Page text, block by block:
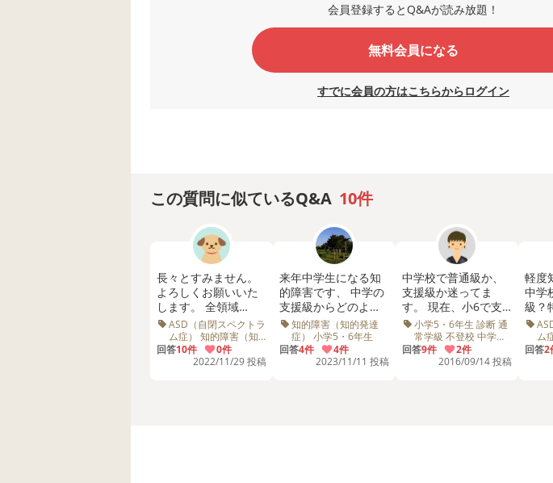
違う子達が集まっているので本人に合った環境ではないのではないか
も見学に行ってから決めるのですが、どちらでも経験のある方や知識
でも構いませんので経験談等教えていただけますでしょうか。
会員登録するとQ&Aが読み放題！
無料会員になる
すでに会員の方はこちらからログイン
この質問に似ているQ&A 10件
長々とすみません。
よろしくお願いいた
します。 全領域
IQ57、軽度知的障
害、自閉症スペクト
ラムのある、6年生の
子供について聞いて
ASD（自閉スペクトラ
ム症） 知的障害（知
的発達症） 小学5・6
年生 療育 IQ 療育セン
回答10件
0件
2022/11/29 投稿
来年中学生になる知
的障害です、 中学の
支援級からどのよう
な進路に行かれます
か？
知的障害（知的発達
症） 小学5・6年生
回答4件
4件
2023/11/11 投稿
中学校で普通級か、
支援級か迷ってま
す。 現在、小6で支
援級に通う娘がおり
ます。小2の時に不登
校ぎみになり、その
際に広汎性発達障害
小学5・6年生 診断 通
常学級 不登校 中学校
高校 進学
回答9件
2件
2016/09/14 投稿
軽度
中学
級？
小5
級
の進
ま
ム
的
回答2